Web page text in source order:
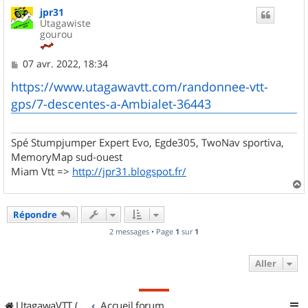
jpr31
Utagawiste
gourou
M
s
s
a
g
07 avr. 2022, 18:34
https://www.utagawavtt.com/randonnee-vtt-
gps/7-descentes-a-Ambialet-36443
Spé Stumpjumper Expert Evo, Egde305, TwoNav sportiva,
MemoryMap sud-ouest
Miam Vtt => http://jpr31.blogspot.fr/
a
Répondre
2 messages • Page 1 sur 1
Aller
UtagawaVTT (Randos VTT et VTTAE avec traces GPS) Accueil forum